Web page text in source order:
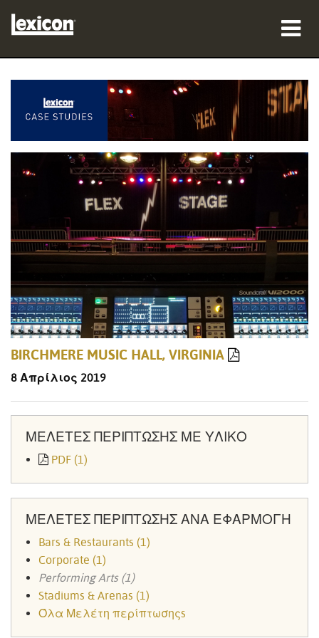
πού να αγοράσετε
επαγγελματίες
Μελέτες περίπτωσης
υποστήριξη
Γλώσσα/Περιοχή
BIRCHMERE MUSIC HALL, VIRGINIA
8 Απρίλιος 2019
ΜΕΛΈΤΕΣ ΠΕΡΊΠΤΩΣΗΣ ΜΕ ΥΛΙΚΌ
PDF (1)
ΜΕΛΈΤΕΣ ΠΕΡΊΠΤΩΣΗΣ ΑΝΆ ΕΦΑΡΜΟΓΉ
Bars & Restaurants (1)
Corporate (1)
Performing Arts (1)
Stadiums & Arenas (1)
Όλα Μελέτη περίπτωσηςs